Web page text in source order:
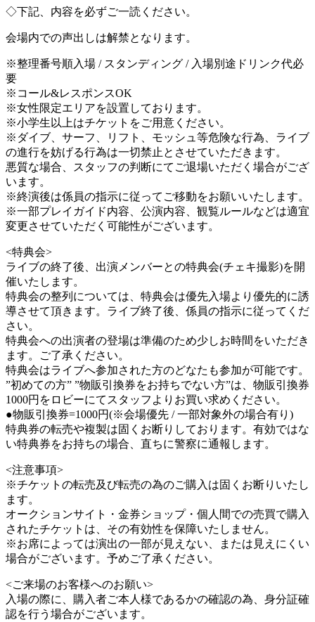
◇下記、内容を必ずご一読ください。
会場内での声出しは解禁となります。
※整理番号順入場 / スタンディング / 入場別途ドリンク代必
要
※コール&レスポンスOK
※女性限定エリアを設置しております。
※小学生以上はチケットをご用意ください。
※ダイブ、サーフ、リフト、モッシュ等危険な行為、ライブ
の進行を妨げる行為は一切禁止とさせていただきます。
悪質な場合、スタッフの判断にてご退場いただく場合がござ
います。
※終演後は係員の指示に従ってご移動をお願いいたします。
※一部プレイガイド内容、公演内容、観覧ルールなどは適宜
変更させていただく可能性がございます。
<特典会>
ライブの終了後、出演メンバーとの特典会(チェキ撮影)を開
催いたします。
特典会の整列については、特典会は優先入場より優先的に誘
導させて頂きます。ライブ終了後、係員の指示に従ってくだ
さい。
特典会への出演者の登場は準備のため少しお時間をいただき
ます。ご了承ください。
特典会はライブへ参加された方のどなたも参加が可能です。
”初めての方” ”物販引換券をお持ちでない方”は、物販引換券
1000円をロビーにてスタッフよりお買い求めください。
●物販引換券=1000円(※会場優先 / 一部対象外の場合有り)
特典券の転売や複製は固くお断りしております。有効ではな
い特典券をお持ちの場合、直ちに警察に通報します。
<注意事項>
※チケットの転売及び転売の為のご購入は固くお断りいたし
ます。
オークションサイト・金券ショップ・個人間での売買で購入
されたチケットは、その有効性を保障いたしません。
※お席によっては演出の一部が見えない、または見えにくい
場合がございます。予めご了承ください。
<ご来場のお客様へのお願い>
入場の際に、購入者ご本人様であるかの確認の為、身分証確
認を行う場合がございます。